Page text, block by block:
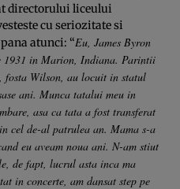
directorului liceului
cu seriozitate si
atunci: “Eu, James Byron
1931 in Marion, Indiana. Parintii
fosta Wilson, au locuit in statul
ani. Munca tatalui meu in
asa ca tata a fost transferat
cel de-al patrulea an. Mama s-a
eu aveam noua ani. N-am stiut
de fapt, lucrul asta inca ma
in concerte, am dansat step pe